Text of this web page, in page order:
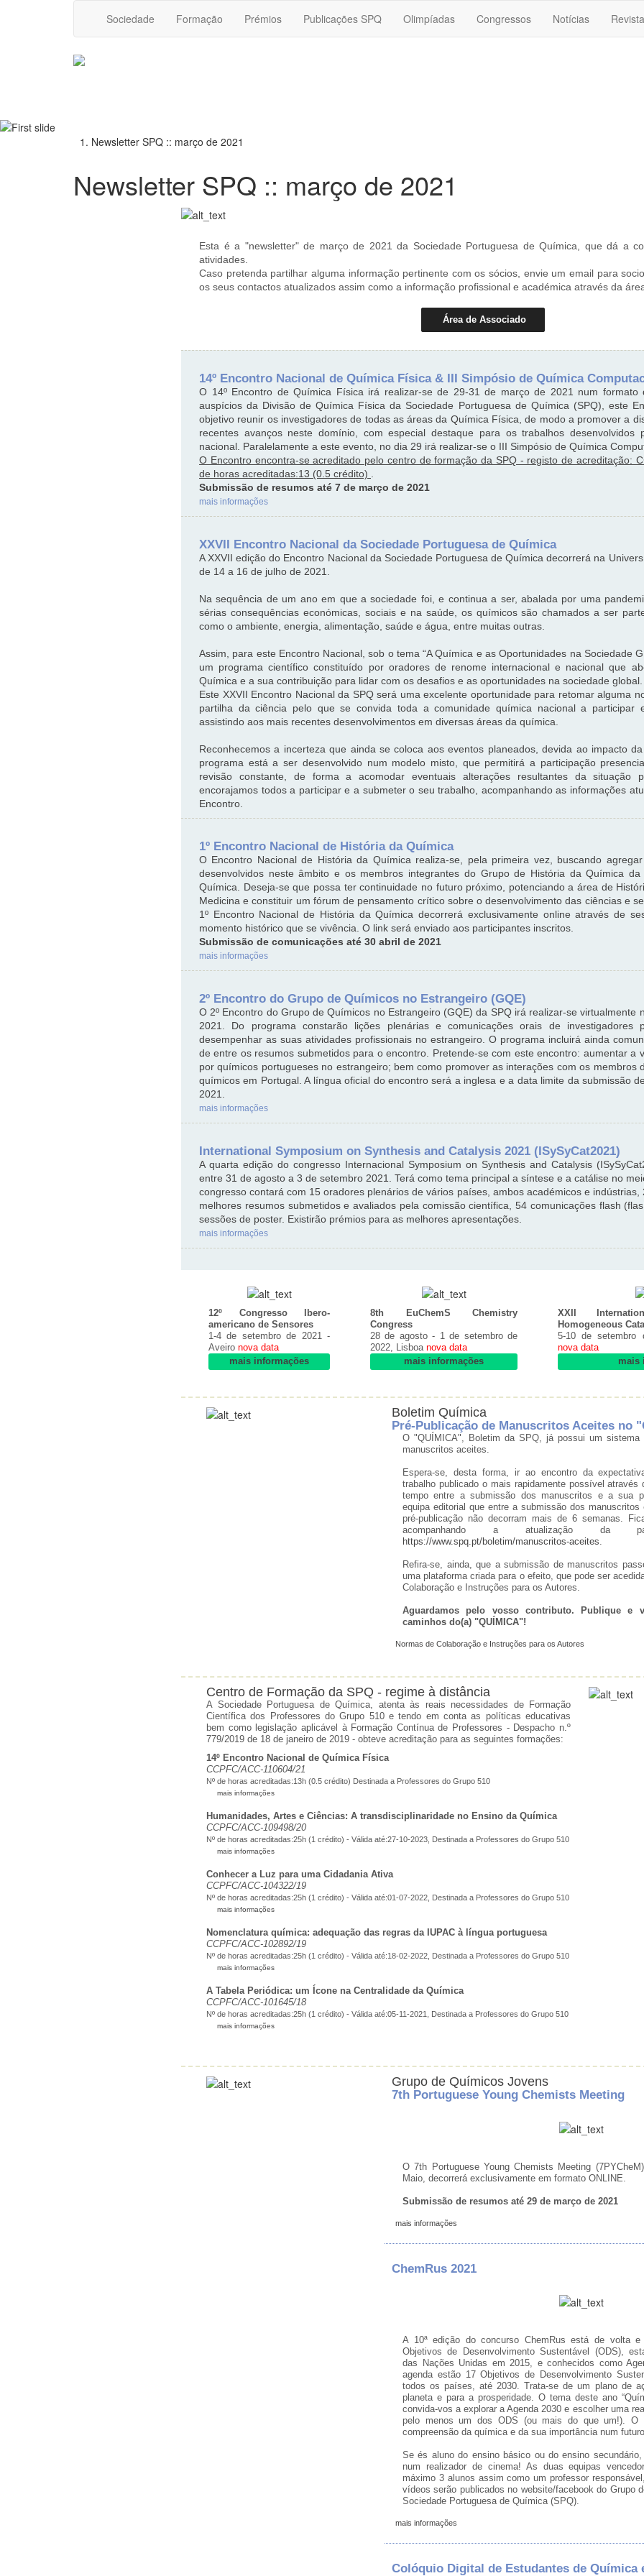
Sociedade Formação Prémios Publicações SPQ Olimpíadas Congressos Notícias
Newsletter SPQ :: março de 2021
Newsletter SPQ :: março de 2021
Esta é a "newsletter" de março de 2021 da Sociedade Portuguesa de Química, que dá a
atividades.
Caso pretenda partilhar alguma informação pertinente com os sócios, envie um email para
os seus contactos atualizados assim como a informação profissional e académica através da
Área de Associado
14º Encontro Nacional de Química Física & III Simpósio de Química
O 14º Encontro de Química Física irá realizar-se de 29-31 de março de 2021 num formato
auspícios da Divisão de Química Física da Sociedade Portuguesa de Química (SPQ), este
objetivo reunir os investigadores de todas as áreas da Química Física, de modo a promover a
recentes avanços neste domínio, com especial destaque para os trabalhos desenvolvidos
nacional. Paralelamente a este evento, no dia 29 irá realizar-se o III Simpósio de Química
O Encontro encontra-se acreditado pelo centro de formação da SPQ - registo de acreditação:
de horas acreditadas:13 (0.5 crédito) .
Submissão de resumos até 7 de março de 2021
mais informações
XXVII Encontro Nacional da Sociedade Portuguesa de Química
A XXVII edição do Encontro Nacional da Sociedade Portuguesa de Química decorrerá na
de 14 a 16 de julho de 2021.
Na sequência de um ano em que a sociedade foi, e continua a ser, abalada por uma
sérias consequências económicas, sociais e na saúde, os químicos são chamados a ser
como o ambiente, energia, alimentação, saúde e água, entre muitas outras.
Assim, para este Encontro Nacional, sob o tema “A Química e as Oportunidades na Sociedade
um programa científico constituído por oradores de renome internacional e nacional que
Química e a sua contribuição para lidar com os desafios e as oportunidades na sociedade global.
Este XXVII Encontro Nacional da SPQ será uma excelente oportunidade para retomar alguma
partilha da ciência pelo que se convida toda a comunidade química nacional a participar
assistindo aos mais recentes desenvolvimentos em diversas áreas da química.
Reconhecemos a incerteza que ainda se coloca aos eventos planeados, devida ao impacto
programa está a ser desenvolvido num modelo misto, que permitirá a participação
revisão constante, de forma a acomodar eventuais alterações resultantes da situação
encorajamos todos a participar e a submeter o seu trabalho, acompanhando as informações
Encontro.
1º Encontro Nacional de História da Química
O Encontro Nacional de História da Química realiza-se, pela primeira vez, buscando
desenvolvidos neste âmbito e os membros integrantes do Grupo de História da Química da
Química. Deseja-se que possa ter continuidade no futuro próximo, potenciando a área de
Medicina e constituir um fórum de pensamento crítico sobre o desenvolvimento das ciências e
1º Encontro Nacional de História da Química decorrerá exclusivamente online através de
momento histórico que se vivência. O link será enviado aos participantes inscritos.
Submissão de comunicações até 30 abril de 2021
mais informações
2º Encontro do Grupo de Químicos no Estrangeiro (GQE)
O 2º Encontro do Grupo de Químicos no Estrangeiro (GQE) da SPQ irá realizar-se virtualmente
2021. Do programa constarão lições plenárias e comunicações orais de investigadores
desempenhar as suas atividades profissionais no estrangeiro. O programa incluirá ainda
de entre os resumos submetidos para o encontro. Pretende-se com este encontro: aumentar a
por químicos portugueses no estrangeiro; bem como promover as interações com os membros
químicos em Portugal. A língua oficial do encontro será a inglesa e a data limite da submissão
2021.
mais informações
International Symposium on Synthesis and Catalysis 2021 (ISySyCat2021)
A quarta edição do congresso Internacional Symposium on Synthesis and Catalysis
entre 31 de agosto a 3 de setembro 2021. Terá como tema principal a síntese e a catálise no
congresso contará com 15 oradores plenários de vários países, ambos académicos e indústrias,
melhores resumos submetidos e avaliados pela comissão científica, 54 comunicações flash
sessões de poster. Existirão prémios para as melhores apresentações.
mais informações
12º Congresso Ibero-
americano de Sensores
1-4 de setembro de 2021 -
Aveiro nova data
mais informações
8th EuChemS Chemistry
Congress
28 de agosto - 1 de setembro de
2022, Lisboa nova data
mais informações
XXII
Homogeneous
5-10 de setembro
nova data
mais
Boletim Química
Pré-Publicação de Manuscritos Aceites no
O "QUÍMICA", Boletim da SPQ, já possui um sistema
manuscritos aceites.
Espera-se, desta forma, ir ao encontro da
trabalho publicado o mais rapidamente possível através
tempo entre a submissão dos manuscritos e a sua
equipa editorial que entre a submissão dos
pré-publicação não decorram mais de 6 semanas.
acompanhando a atualização da
https://www.spq.pt/boletim/manuscritos-aceites.
Refira-se, ainda, que a submissão de manuscritos
uma plataforma criada para o efeito, que pode ser
Colaboração e Instruções para os Autores.
Aguardamos pelo vosso contributo. Publique e
caminhos do(a) "QUÍMICA"!
Normas de Colaboração e Instruções para os Autores
Centro de Formação da SPQ - regime à distância
A Sociedade Portuguesa de Química, atenta às reais necessidades de Formação
Científica dos Professores do Grupo 510 e tendo em conta as políticas educativas
bem como legislação aplicável à Formação Contínua de Professores - Despacho n.º
779/2019 de 18 de janeiro de 2019 - obteve acreditação para as seguintes formações:
14º Encontro Nacional de Química Física
CCPFC/ACC-110604/21
Nº de horas acreditadas:13h (0.5 crédito) Destinada a Professores do Grupo 510
mais informações
Humanidades, Artes e Ciências: A transdisciplinaridade no Ensino da Química
CCPFC/ACC-109498/20
Nº de horas acreditadas:25h (1 crédito) - Válida até:27-10-2023, Destinada a Professores do Grupo 510
mais informações
Conhecer a Luz para uma Cidadania Ativa
CCPFC/ACC-104322/19
Nº de horas acreditadas:25h (1 crédito) - Válida até:01-07-2022, Destinada a Professores do Grupo 510
mais informações
Nomenclatura química: adequação das regras da IUPAC à língua portuguesa
CCPFC/ACC-102892/19
Nº de horas acreditadas:25h (1 crédito) - Válida até:18-02-2022, Destinada a Professores do Grupo 510
mais informações
A Tabela Periódica: um Ícone na Centralidade da Química
CCPFC/ACC-101645/18
Nº de horas acreditadas:25h (1 crédito) - Válida até:05-11-2021, Destinada a Professores do Grupo 510
mais informações
Grupo de Químicos Jovens
7th Portuguese Young Chemists Meeting
O 7th Portuguese Young Chemists Meeting
Maio, decorrerá exclusivamente em formato ONLINE.
Submissão de resumos até 29 de março de 2021
mais informações
ChemRus 2021
A 10ª edição do concurso ChemRus está de volta
Objetivos de Desenvolvimento Sustentável (ODS),
das Nações Unidas em 2015, e conhecidos como
agenda estão 17 Objetivos de Desenvolvimento
todos os países, até 2030. Trata-se de um plano de
planeta e para a prosperidade. O tema deste ano
convida-vos a explorar a Agenda 2030 e escolher uma
pelo menos um dos ODS (ou mais do que um!). O
compreensão da química e da sua importância num
Se és aluno do ensino básico ou do ensino
num realizador de cinema! As duas equipas
máximo 3 alunos assim como um professor
vídeos serão publicados no website/facebook do Grupo
Sociedade Portuguesa de Química (SPQ).
mais informações
Colóquio Digital de Estudantes de Química